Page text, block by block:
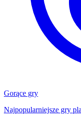
Gorące gry
Najpopularniejsze gry